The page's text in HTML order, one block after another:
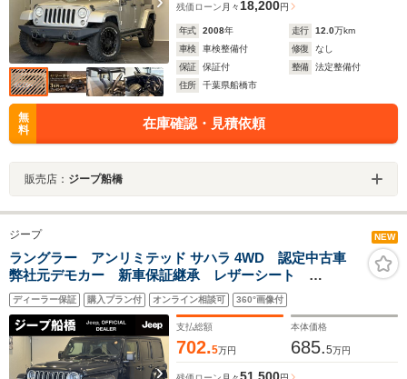
残価ローン 月々 18,200円
年式 2008年 走行 12.0万km
車検
車検整備付 修復
なし
保証
保証付 整備
法定整備付
住所
千葉県船橋市
無
料
在庫確認・見積依頼
販売店： ジープ船橋
ジープ NEW
ラングラー アンリミテッド サハラ 4WD 認定中古車
弊社元デモカー 新車保証継承 レザーシート
Applecarplay androidauto シートヒーター ハンドル
ヒーター アダプティブクルーズ 純正ドラレコ付き
ディーラー保証 購入プラン付 オンライン相談可 360°画像付
支払総額
702.5万円
本体価格
685.5万円